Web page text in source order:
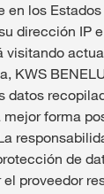
en los
dirección IP
visitando
KWS
datos
forma
de
proveedor